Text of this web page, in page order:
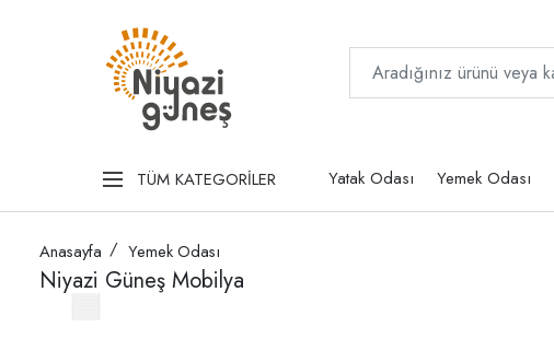
TÜM KATEGORİLER Yatak Odası Yemek Odası
Anasayfa Yemek Odası
Niyazi Güneş Mobilya